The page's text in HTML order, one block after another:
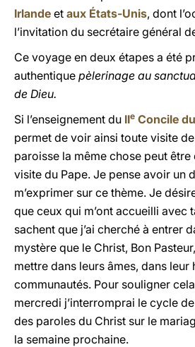
Irlande et aux États-Unis, dont
l’invitation du secrétaire général
Ce voyage en deux étapes a été
authentique pèlerinage au
de Dieu.
Si l’enseignement du IIe Concile
permet de voir ainsi toute visite de
paroisse la même chose peut
visite du Pape. Je pense avoir un
m’exprimer sur ce thème. Je
que ceux qui m’ont accueilli avec
sachent que j’ai cherché à entrer
mystère que le Christ, Bon
mettre dans leurs âmes, dans leur
communautés. Pour souligner
mercredi j’interromprai le cycle
des paroles du Christ sur le
la semaine prochaine.